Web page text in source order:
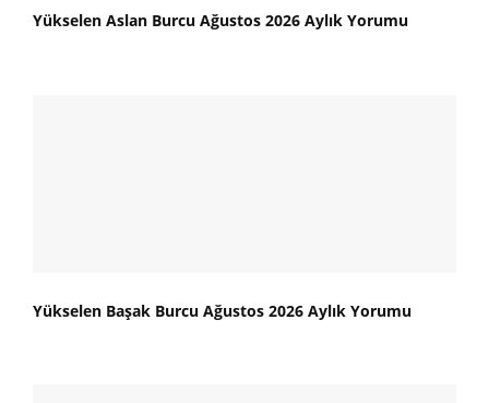
Yükselen Aslan Burcu Ağustos 2026 Aylık Yorumu
Yükselen Başak Burcu Ağustos 2026 Aylık Yorumu